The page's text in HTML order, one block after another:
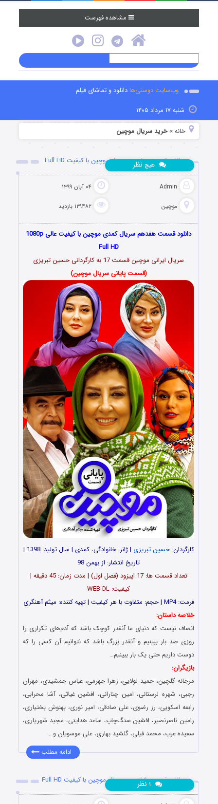
مشاهده فهرست
وب‌سایت دوستی‌هادانلود و تماشای فیلم
شنبه ۱۷ مرداد ۱۴۰۵
خانه »خرید سریال موچین
دانلود قسمت هفدهم سریال موچین با کیفیت Full HD
Admin ۰۴ آبان ۱۳۹۹
موچین ۱۲۹۴۸۲ بازدید
هیچ نظر
دانلود قسمت هفدهم سریال کمدی موچین با کیفیت عالی 1080p
Full HD
سریال ایرانی موچین قسمت 17 به کارگردانی حسین تبریزی
(قسمت پایانی سریال موچین)
کارگردان:حسین تبریزی
| ژانر: خانوادگی، کمدی | سال تولید: 1398 |
تاریخ انتشار: از بهمن 98
تعداد قسمت ها: 17 اپیزود (فصل اول) | مدت زمان: 45 دقیقه |
کیفیت: WEB-DL
فرمت: MP4 | حجم: متفاوت با هر کیفیت | تهیه کننده: میثم آهنگری
خلاصه داستان:
انصاف نیست که دنیای ما آنقدر کوچک باشد که آدم‌های تکراری را
روزی صد بار ببینیم و آنقدر بزرگ باشد که نتوانیم آن کسی را که
دوست داریم حتی یک بار ببینیم…
بازیگران:
مرجانه گلچین، حمید لولایی، زهرا جهرمی، عباس جمشیدی، مهران
رجبی، شهره لرستانی، امین چنارانی، افشین غیاثی، آشا محرابی،
رابعه اسکویی، رز رضوی، علی صادقی، امیر نوری، بهنوش بختیاری،
رامین ناصرنصیر، افشین سنگ‌چاپ، ساعد هدایتی، مجید شهریاری،
سعیده عرب، محمد فیلی، گلشید بهاری، علی موسویان و…
ادامه مطلب
دانلود قسمت شانزدهم سریال موچین با کیفیت Full HD
نظر